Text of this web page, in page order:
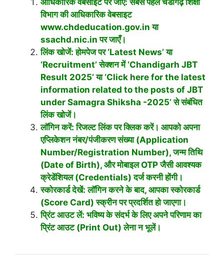
विभाग की आधिकारिक वेबसाइट
www.chdeducation.gov.in या
ssachd.nic.in पर जाएँ।
लिंक खोजें: होमपेज पर ‘Latest News’ या
‘Recruitment’ सेक्शन में ‘Chandigarh JBT
Result 2025’ या ‘Click here for the latest
information related to the posts of JBT
under Samagra Shiksha -2025’ से संबंधित
लिंक खोजें।
लॉगिन करें: रिजल्ट लिंक पर क्लिक करें। आपको अपना
एप्लिकेशन नंबर/पंजीकरण संख्या (Application
Number/Registration Number), जन्म तिथि
(Date of Birth), और मोबाइल OTP जैसी आवश्यक
क्रेडेंशियल (Credentials) दर्ज करनी होंगी।
स्कोरकार्ड देखें: लॉगिन करने के बाद, आपका स्कोरकार्ड
(Score Card) स्क्रीन पर प्रदर्शित हो जाएगा।
प्रिंट आउट लें: भविष्य के संदर्भ के लिए अपने परिणाम का
प्रिंट आउट (Print Out) लेना न भूलें।